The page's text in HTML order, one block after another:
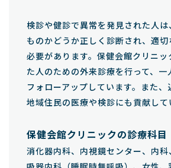
検診や健診で異常を発見された人
ものかどうか正しく診断され、適切
必要があります。保健会館クリニッ
た人のための外来診療を行って、一
フォローアップしています。また、
地域住民の医療や検診にも貢献して
保健会館クリニックの診療科目
消化器内科、内視鏡センター、内科